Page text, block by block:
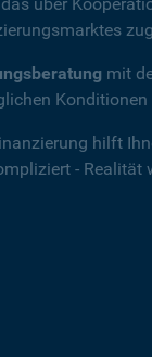
mit
hilft
- Realität